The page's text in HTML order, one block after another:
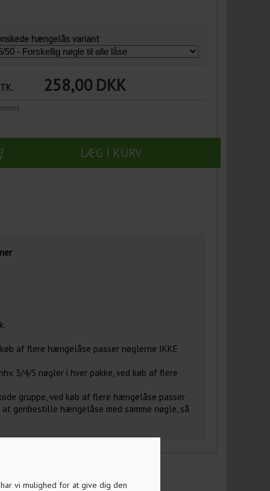
vi mulighed for at give dig den
hængelås variant
258,00 DKK
LÆG I KURV
af flere hængelåse passer nøglerne IKKE
3/4/5 nøgler i hver pakke, ved køb af flere
gruppe, ved køb af flere hængelåse passer
genbestille hængelåse med samme nøgle, så